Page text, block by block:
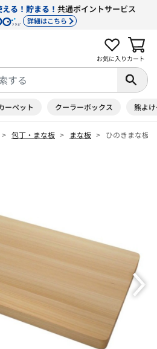
る！貯まる！ 共通ポイントサービス
詳細はこちら
お気に入り カート
ーペット クーラーボックス 熊よ
包丁・まな板 まな板 ひのきまな板